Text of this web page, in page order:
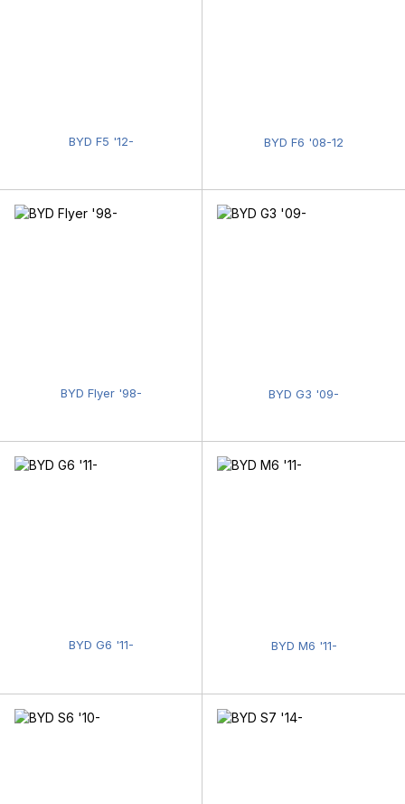
BYD F5 '12- BYD F6 '08-12
BYD Flyer '98- BYD G3 '09-
BYD G6 '11- BYD M6 '11-